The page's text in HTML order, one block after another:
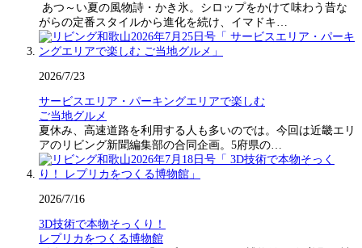
あつ～い夏の風物詩・かき氷。シロップをかけて味わう昔な
がらの定番スタイルから進化を続け、イマドキ…
2026/7/23
サービスエリア・パーキングエリアで楽しむ
ご当地グルメ
夏休み、高速道路を利用する人も多いのでは。今回は近畿エリ
アのリビング新聞編集部の合同企画。5府県の…
2026/7/16
3D技術で本物そっくり！
レプリカをつくる博物館